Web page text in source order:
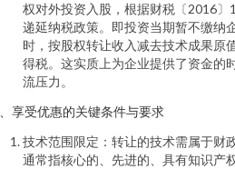
权对外投资入股，根据财税〔2016
递延纳税政策。即投资当期暂不缴纳
时，按股权转让收入减去技术成果原
得税。这实质上为企业提供了资金的
流压力。
享受优惠的关键条件与要求
技术范围限定：转让的技术需属于财
通常指核心的、先进的、具有知识产